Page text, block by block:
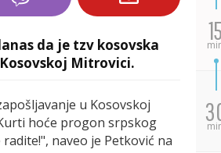
da je tzv kosovska
Mitrovici.
u Kosovskoj
hoće progon srpskog
naveo je Petković na
15